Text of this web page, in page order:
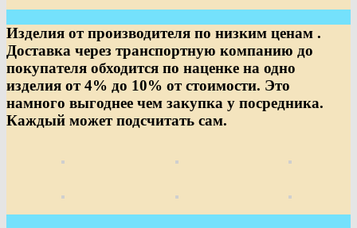
Изделия от производителя по низким ценам .
Доставка через транспортную компанию до
покупателя обходится по наценке на одно
изделия от 4% до 10% от стоимости. Это
намного выгоднее чем закупка у посредника.
Каждый может подсчитать сам.